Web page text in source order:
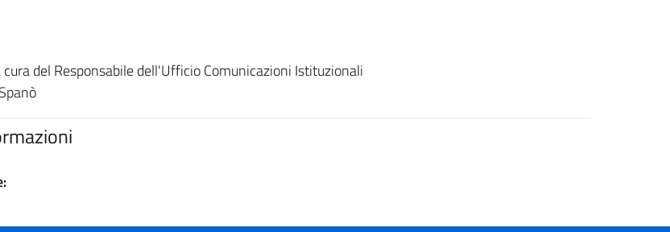
del Responsabile dell'Ufficio Comunicazioni Istituzionali